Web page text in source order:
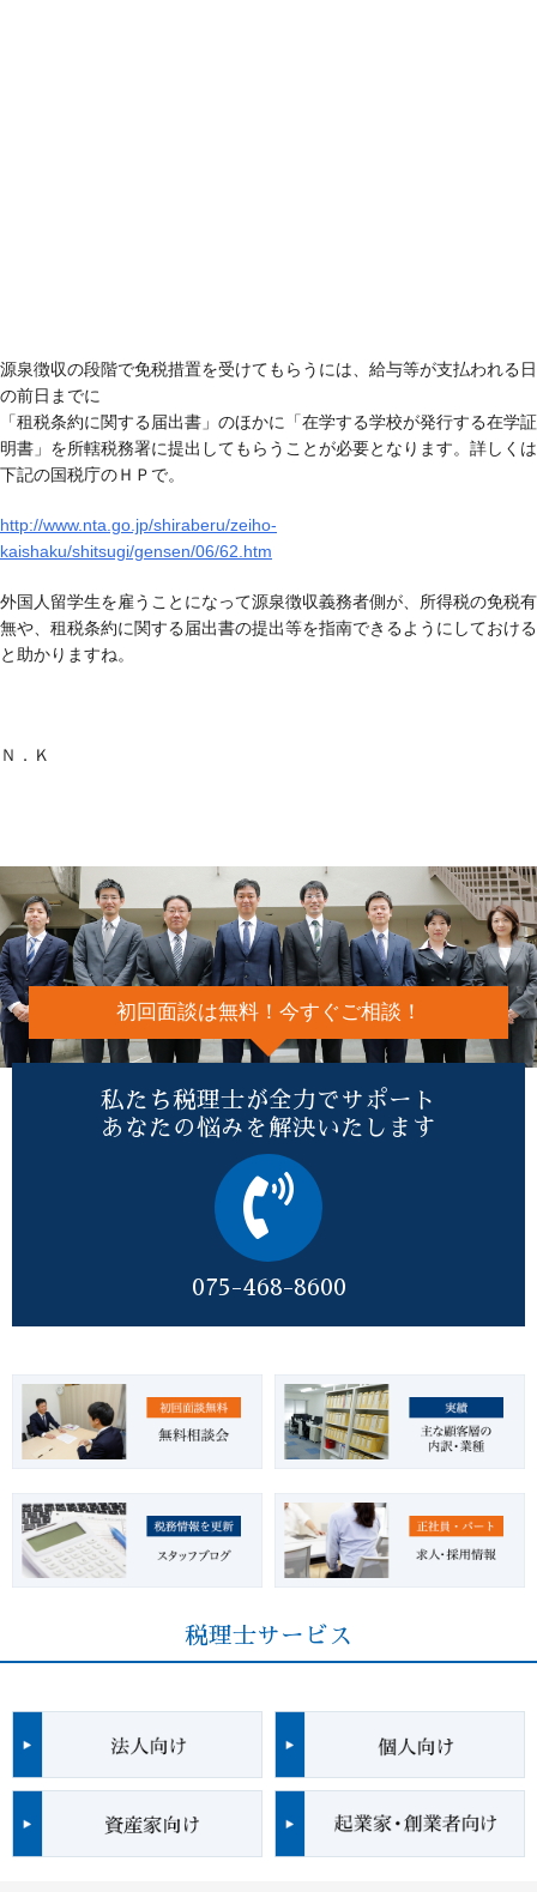
源泉徴収の段階で免税措置を受けてもらうには、給与等が支払われる日
の前日までに
「租税条約に関する届出書」のほかに「在学する学校が発行する在学証
明書」を所轄税務署に提出してもらうことが必要となります。詳しくは
下記の国税庁のＨＰで。
http://www.nta.go.jp/shiraberu/zeiho-
kaishaku/shitsugi/gensen/06/62.htm
外国人留学生を雇うことになって源泉徴収義務者側が、所得税の免税有
無や、租税条約に関する届出書の提出等を指南できるようにしておける
と助かりますね。
Ｎ．Ｋ
初回面談は無料！今すぐご相談！
私たち税理士が全力でサポート
あなたの悩みを解決いたします
075-468-8600
税理士サービス